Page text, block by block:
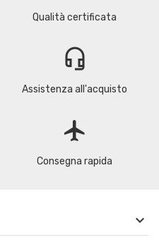
Qualità certificata
headset_mic
Assistenza all'acquisto
flight
Consegna rapida
